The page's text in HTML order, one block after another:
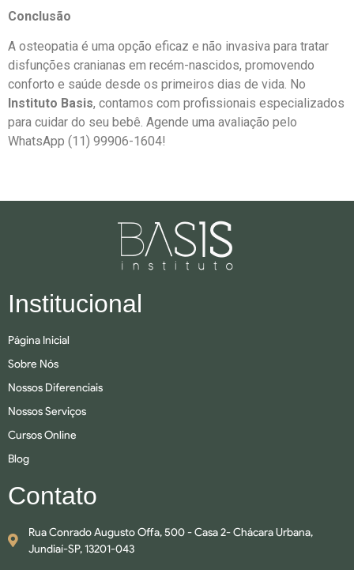
Conclusão
A osteopatia é uma opção eficaz e não invasiva para tratar
disfunções cranianas em recém-nascidos, promovendo
conforto e saúde desde os primeiros dias de vida. No
Instituto Basis, contamos com profissionais especializados
para cuidar do seu bebê. Agende uma avaliação pelo
WhatsApp (11) 99906-1604!
Institucional
Página Inicial
Sobre Nós
Nossos Diferenciais
Nossos Serviços
Cursos Online
Blog
Contato
Rua Conrado Augusto Offa, 500 - Casa 2- Chácara Urbana,
Jundiaí-SP, 13201-043